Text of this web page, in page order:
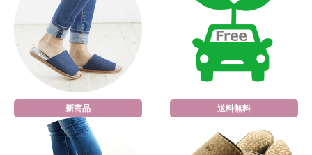
新商品 送料無料